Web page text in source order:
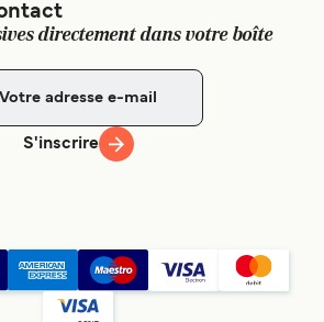
directement dans votre boîte
S'inscrire